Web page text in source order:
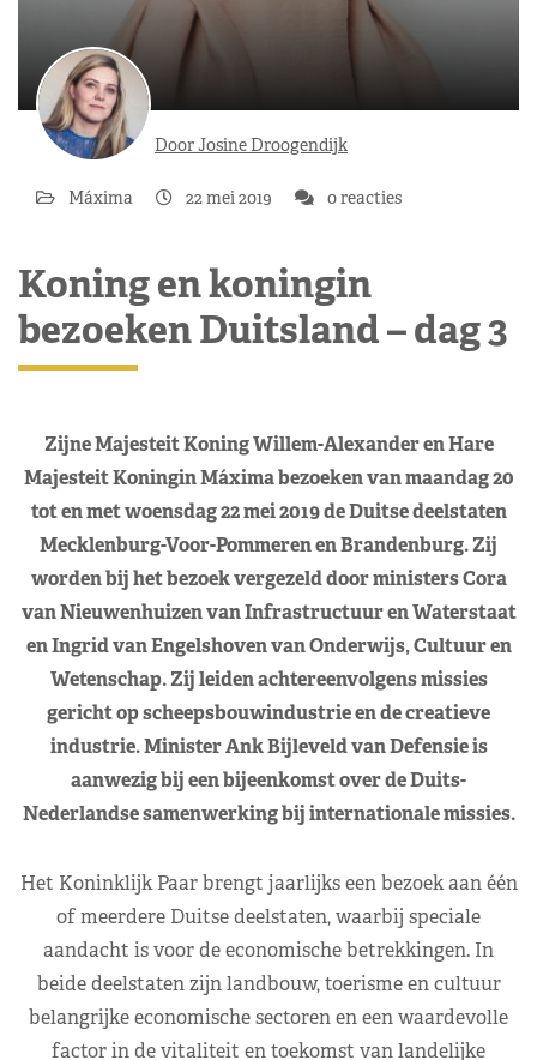
Door Josine Droogendijk
Máxima 22 mei 2019 0 reacties
Koning en koningin
bezoeken Duitsland – dag 3
Zijne Majesteit Koning Willem-Alexander en Hare
Majesteit Koningin Máxima bezoeken van maandag 20
tot en met woensdag 22 mei 2019 de Duitse deelstaten
Mecklenburg-Voor-Pommeren en Brandenburg. Zij
worden bij het bezoek vergezeld door ministers Cora
van Nieuwenhuizen van Infrastructuur en Waterstaat
en Ingrid van Engelshoven van Onderwijs, Cultuur en
Wetenschap. Zij leiden achtereenvolgens missies
gericht op scheepsbouwindustrie en de creatieve
industrie. Minister Ank Bijleveld van Defensie is
aanwezig bij een bijeenkomst over de Duits-
Nederlandse samenwerking bij internationale missies.
Het Koninklijk Paar brengt jaarlijks een bezoek aan één
of meerdere Duitse deelstaten, waarbij speciale
aandacht is voor de economische betrekkingen. In
beide deelstaten zijn landbouw, toerisme en cultuur
belangrijke economische sectoren en een waardevolle
factor in de vitaliteit en toekomst van landelijke